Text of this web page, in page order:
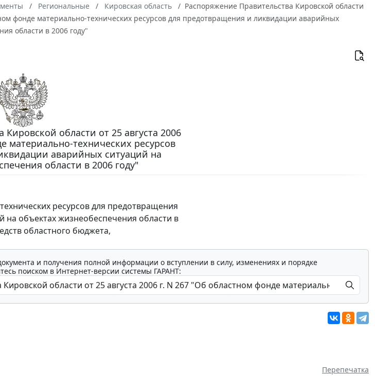
Региональные Кировская область
Распоряжение Правительства Кировской области
фонде материально-технических ресурсов для предотвращения и ликвидации аварийных
области в 2006 году"
области от 25 августа 2006
материально-технических ресурсов
аварийных ситуаций на
области в 2006 году"
ресурсов для предотвращения
на объектах жизнеобеспечения области в
областного бюджета,
и получения полной информации о вступлении в силу, изменениях и порядке
поиском в Интернет-версии системы ГАРАНТ:
Перепечатка